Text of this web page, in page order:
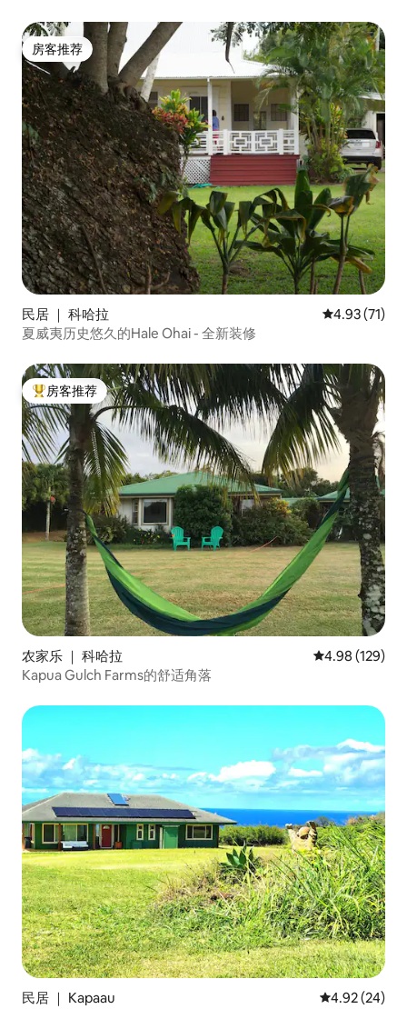
房客推荐
房客推荐
民居 ｜ 科哈拉 平均评分
4.93 (71)
夏威夷历史悠久的Hale Ohai - 全新装修
热门「房客推荐」
房客推荐
农家乐 ｜ 科哈拉 平均评分 4.98
4.98 (129)
Kapua Gulch Farms的舒适角落
民居 ｜ Kapaau 平均评分
4.92 (24)